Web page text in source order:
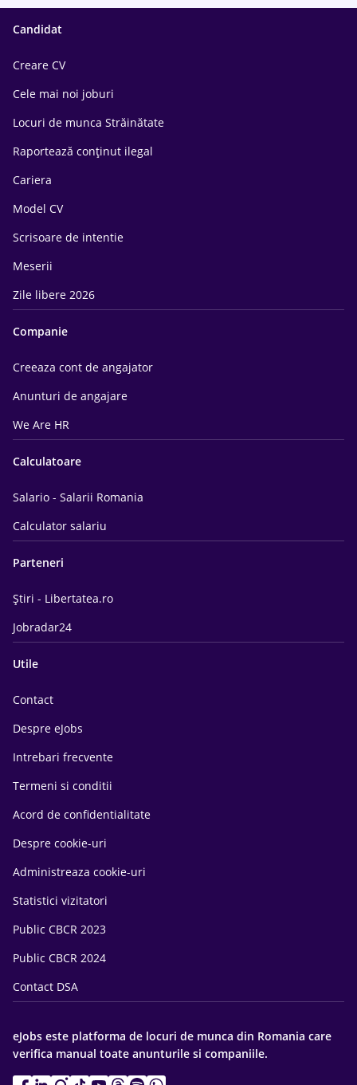
Candidat
Creare CV
Cele mai noi joburi
Locuri de munca Străinătate
Raportează conținut ilegal
Cariera
Model CV
Scrisoare de intentie
Meserii
Zile libere 2026
Companie
Creeaza cont de angajator
Anunturi de angajare
We Are HR
Calculatoare
Salario - Salarii Romania
Calculator salariu
Parteneri
Știri - Libertatea.ro
Jobradar24
Utile
Contact
Despre eJobs
Intrebari frecvente
Termeni si conditii
Acord de confidentialitate
Despre cookie-uri
Administreaza cookie-uri
Statistici vizitatori
Public CBCR 2023
Public CBCR 2024
Contact DSA
eJobs este platforma de locuri de munca din Romania care
verifica manual toate anunturile si companiile.